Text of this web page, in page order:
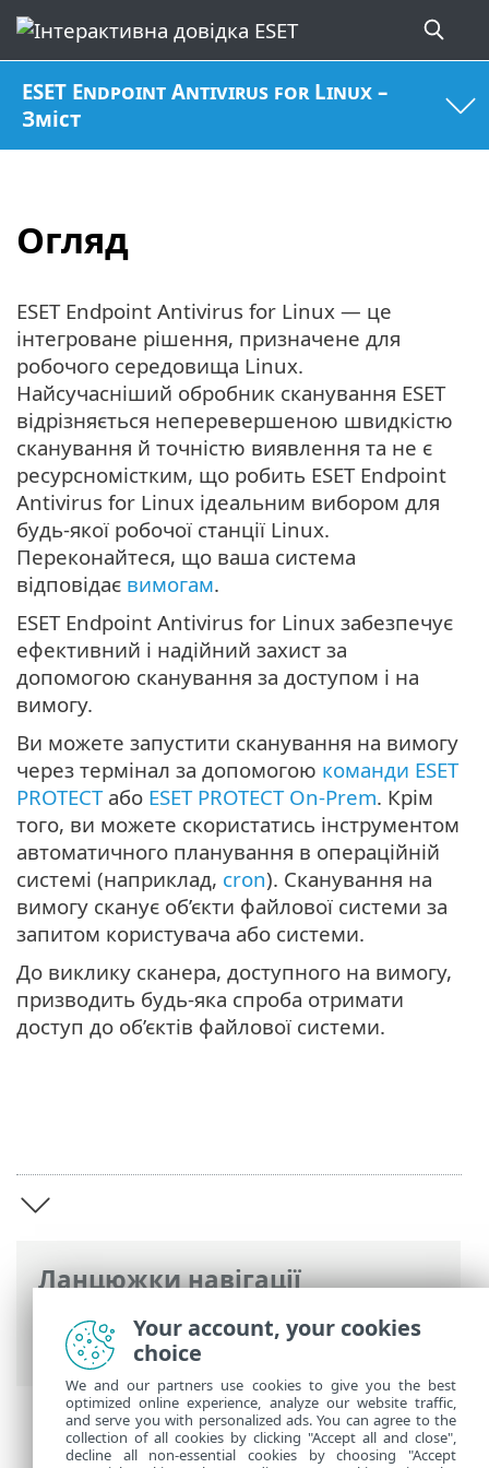
ESET Endpoint Antivirus for Linux –
Зміст
Огляд
Ланцюжки навігації
Інтерактивна довідка ESET>ESET
Endpoint Antivirus for Linux
ESET Endpoint Antivirus for Linux — це
інтегроване рішення, призначене для
робочого середовища Linux.
Найсучасніший обробник сканування ESET
відрізняється неперевершеною швидкістю
сканування й точністю виявлення та не є
ресурсномістким, що робить ESET Endpoint
Antivirus for Linux ідеальним вибором для
будь-якої робочої станції Linux.
Переконайтеся, що ваша система
відповідає вимогам.
ESET Endpoint Antivirus for Linux забезпечує
ефективний і надійний захист за
допомогою сканування за доступом і на
вимогу.
Ви можете запустити сканування на вимогу
через термінал за допомогою команди ESET
PROTECTабо ESET PROTECT On-Prem. Крім
того, ви можете скористатись інструментом
автоматичного планування в операційній
системі (наприклад, cron). Сканування на
вимогу сканує об’єкти файлової системи за
запитом користувача або системи.
До виклику сканера, доступного на вимогу,
призводить будь-яка спроба отримати
доступ до об’єктів файлової системи.
Your account, your cookies
choice
We and our partners use cookies to give you the best
optimized online experience, analyze our website traffic,
and serve you with personalized ads. You can agree to the
collection of all cookies by clicking "Accept all and close",
decline all non-essential cookies by choosing "Accept